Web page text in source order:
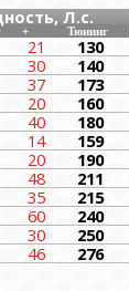
Л.с.
+ Тюнинг
21 130
30 140
37 173
20 160
40 180
14 159
20 190
48 211
35 215
60 240
30 250
46 276